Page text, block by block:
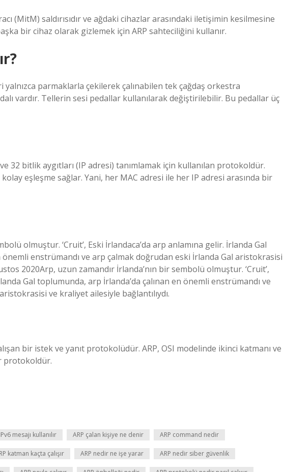
(MitM) saldırısıdır ve ağdaki cihazlar arasındaki iletişimin kesilmesine
bir cihaz olarak gizlemek için ARP sahteciliğini kullanır.
parmaklarla çekilerek çalınabilen tek çağdaş orkestra
vardır. Tellerin sesi pedallar kullanılarak değiştirilebilir. Bu pedallar üç
32 bitlik aygıtları (IP adresi) tanımlamak için kullanılan protokoldür.
eşleşme sağlar. Yani, her MAC adresi ile her IP adresi arasında bir
olmuştur. ‘Cruit’, Eski İrlandaca’da arp anlamına gelir. İrlanda Gal
enstrümandı ve arp çalmak doğrudan eski İrlanda Gal aristokrasisi
2020Arp, uzun zamandır İrlanda’nın bir sembolü olmuştur. ‘Cruit’,
Gal toplumunda, arp İrlanda’da çalınan en önemli enstrümandı ve
ve kraliyet ailesiyle bağlantılıydı.
bir istek ve yanıt protokolüdür. ARP, OSI modelinde ikinci katmanı ve
protokoldür.
mesajı kullanılır ARP çalan kişiye ne denir ARP command nedir
katman kaçta çalışır ARP nedir ne işe yarar ARP nedir siber güvenlik